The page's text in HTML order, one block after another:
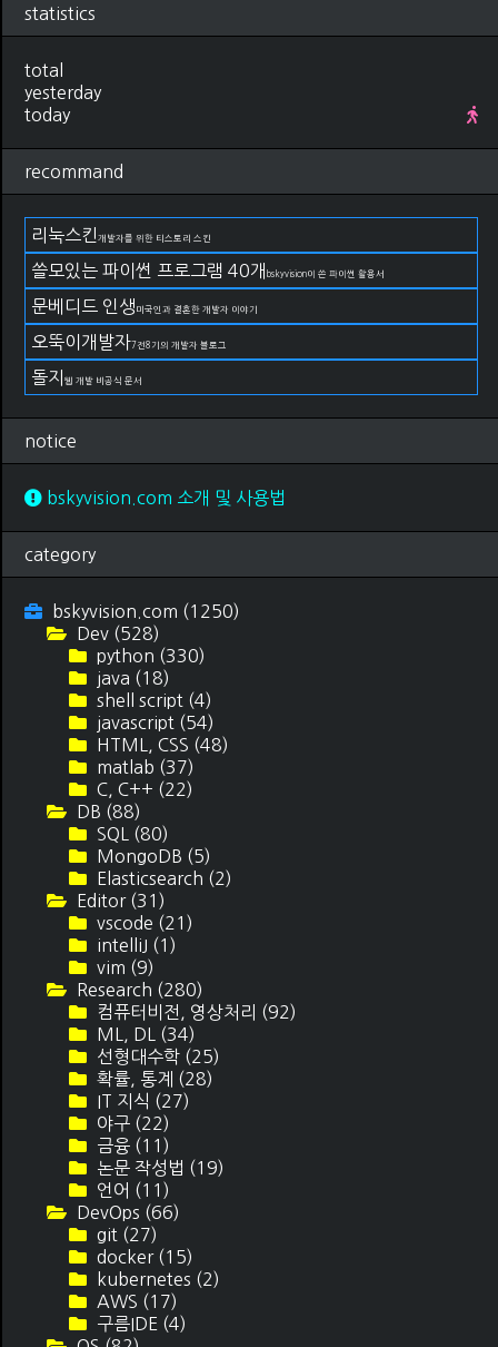
statistics
total
yesterday
today
recommand
리눅스킨 개발자를 위한 티스토리 스킨
쓸모있는 파이썬 프로그램 40개 bskyvision이 쓴 파이썬 활용서
문베디드 인생 미국인과 결혼한 개발자 이야기
오뚝이개발자7전8기의 개발자 블로그
돌지 웹 개발 비공식 문서
notice
bskyvision.com 소개 및 사용법
category
bskyvision.com (1250)
Dev (528)
python (330)
java (18)
shell script (4)
javascript (54)
HTML, CSS (48)
matlab (37)
C, C++ (22)
DB (88)
SQL (80)
MongoDB (5)
Elasticsearch (2)
Editor (31)
vscode (21)
intelliJ (1)
vim (9)
Research (280)
컴퓨터비전, 영상처리 (92)
ML, DL (34)
선형대수학 (25)
확률, 통계 (28)
IT 지식 (27)
야구 (22)
금융 (11)
논문 작성법 (19)
언어 (11)
DevOps (66)
git (27)
docker (15)
kubernetes (2)
AWS (17)
구름IDE (4)